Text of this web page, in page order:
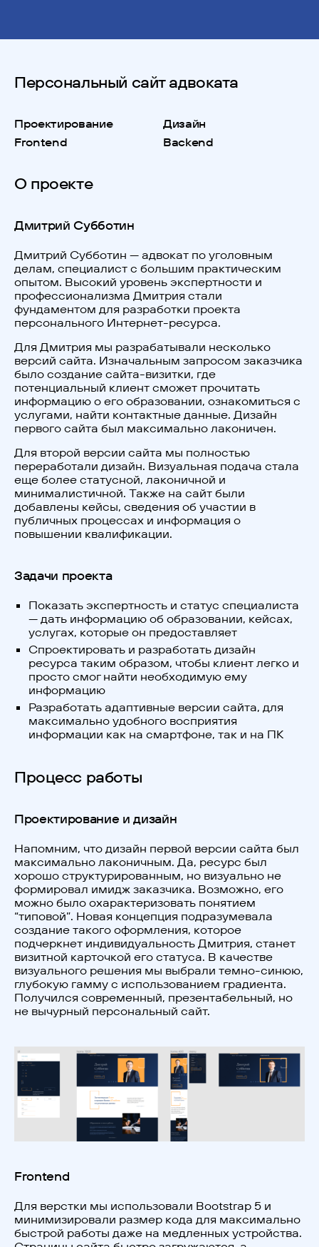
Персональный сайт адвоката
Проектирование
Дизайн
Frontend
Backend
О проекте
Дмитрий Субботин
Дмитрий Субботин — адвокат по уголовным
делам, специалист с большим практическим
опытом. Высокий уровень экспертности и
профессионализма Дмитрия стали
фундаментом для разработки проекта
персонального Интернет-ресурса.
Для Дмитрия мы разрабатывали несколько
версий сайта. Изначальным запросом заказчика
было создание сайта-визитки, где
потенциальный клиент сможет прочитать
информацию о его образовании, ознакомиться с
услугами, найти контактные данные. Дизайн
первого сайта был максимально лаконичен.
Для второй версии сайта мы полностью
переработали дизайн. Визуальная подача стала
еще более статусной, лаконичной и
минималистичной. Также на сайт были
добавлены кейсы, сведения об участии в
публичных процессах и информация о
повышении квалификации.
Задачи проекта
Показать экспертность и статус специалиста
— дать информацию об образовании, кейсах,
услугах, которые он предоставляет
Спроектировать и разработать дизайн
ресурса таким образом, чтобы клиент легко и
просто смог найти необходимую ему
информацию
Разработать адаптивные версии сайта, для
максимально удобного восприятия
информации как на смартфоне, так и на ПК
Процесс работы
Проектирование и дизайн
Напомним, что дизайн первой версии сайта был
максимально лаконичным. Да, ресурс был
хорошо структурированным, но визуально не
формировал имидж заказчика. Возможно, его
можно было охарактеризовать понятием
“типовой”. Новая концепция подразумевала
создание такого оформления, которое
подчеркнет индивидуальность Дмитрия, станет
визитной карточкой его статуса. В качестве
визуального решения мы выбрали темно-синюю,
глубокую гамму с использованием градиента.
Получился современный, презентабельный, но
не вычурный персональный сайт.
Frontend
Для верстки мы использовали Bootstrap 5 и
минимизировали размер кода для максимально
быстрой работы даже на медленных устройства.